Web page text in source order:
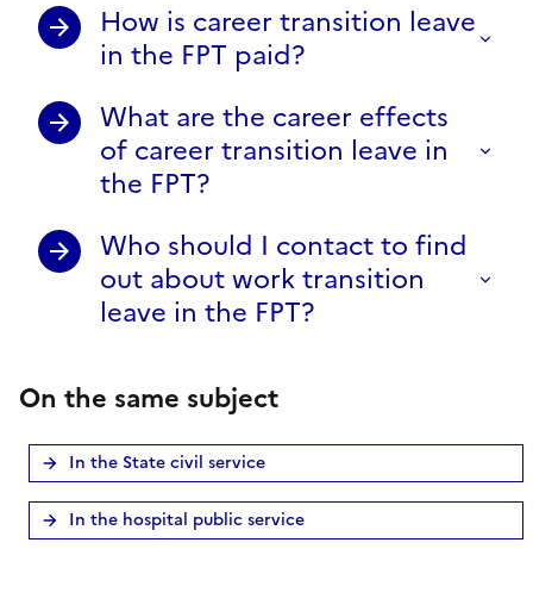
How is career transition leave
in the FPT paid?
What are the career effects
of career transition leave in
the FPT?
Who should I contact to find
out about work transition
leave in the FPT?
On the same subject
In the State civil service
In the hospital public service